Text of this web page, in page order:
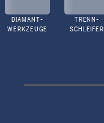
DIAMANT-
WERKZEUGE
TRENN-
SCHLEIFER